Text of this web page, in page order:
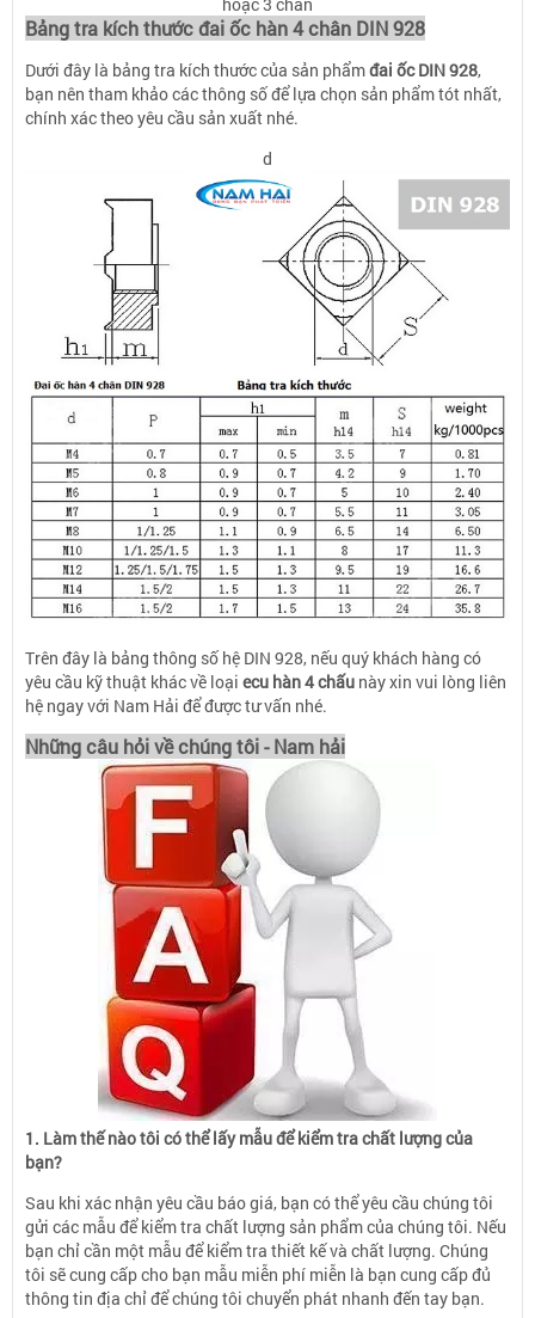
Bảng tra kích thước đai ốc hàn 4 chân DIN 928
Dưới đây là bảng tra kích thước của sản phẩmđai ốc DIN 928,
bạn nên tham khảo các thông số để lựa chọn sản phẩm tót nhất,
chính xác theo yêu cầu sản xuất nhé.
d
Trên đây là bảng thông số hệ DIN 928, nếu quý khách hàng có
yêu cầu kỹ thuật khác về loại ecu hàn 4 chấu này xin vui lòng liên
hệ ngay với Nam Hải để được tư vấn nhé.
Những câu hỏi về chúng tôi - Nam hải
1. Làm thế nào tôi có thể lấy mẫu để kiểm tra chất lượng của
bạn?
Sau khi xác nhận yêu cầu báo giá, bạn có thể yêu cầu chúng tôi
gửi các mẫu để kiểm tra chất lượng sản phẩm của chúng tôi. Nếu
bạn chỉ cần một mẫu để kiểm tra thiết kế và chất lượng. Chúng
tôi sẽ cung cấp cho bạn mẫu miễn phí miễn là bạn cung cấp đủ
thông tin địa chỉ để chúng tôi chuyển phát nhanh đến tay bạn.